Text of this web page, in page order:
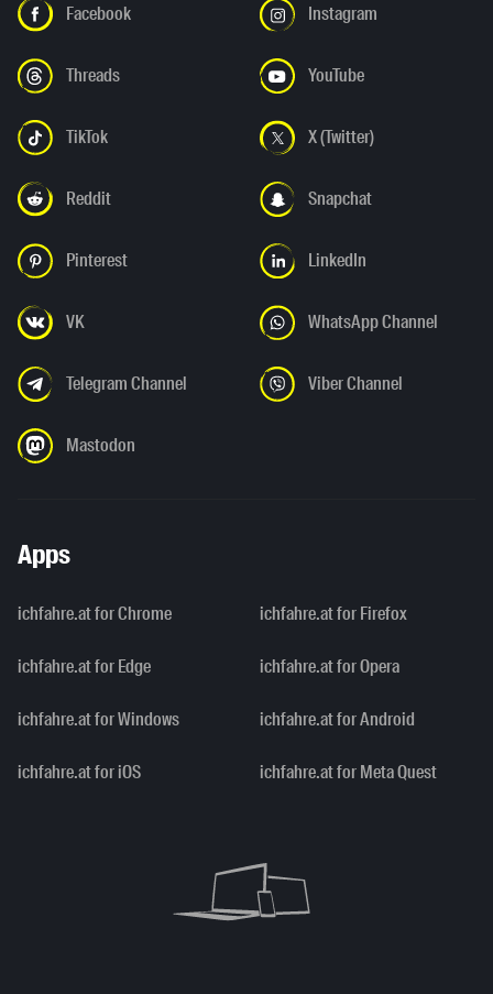
Facebook Instagram
Threads YouTube
TikTok X (Twitter)
Reddit Snapchat
Pinterest LinkedIn
VK WhatsApp Channel
Telegram Channel Viber Channel
Mastodon
Apps
ichfahre.at for Chrome ichfahre.at for Firefox
ichfahre.at for Edge ichfahre.at for Opera
ichfahre.at for Windows ichfahre.at for Android
ichfahre.at for iOS ichfahre.at for Meta Quest